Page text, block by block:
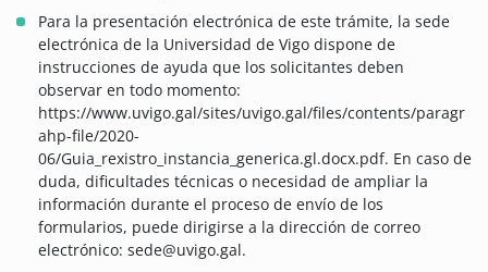
Para la presentación electrónica de este trámite, la sede
electrónica de la Universidad de Vigo dispone de
instrucciones de ayuda que los solicitantes deben
observar en todo momento:
https://www.uvigo.gal/sites/uvigo.gal/files/contents/paragr
ahp-file/2020-
06/Guia_rexistro_instancia_generica.gl.docx.pdf. En caso de
duda, dificultades técnicas o necesidad de ampliar la
información durante el proceso de envío de los
formularios, puede dirigirse a la dirección de correo
electrónico: sede@uvigo.gal.